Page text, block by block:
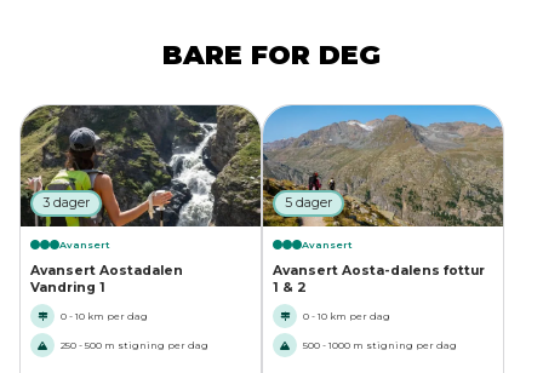
BARE FOR DEG
3 dager
Avansert
Avansert Aostadalen
Vandring 1
0 - 10 km per dag
250 - 500 m stigning per dag
5 dager
Avansert
Avansert Aosta-dalens fottur
1 & 2
0 - 10 km per dag
500 - 1000 m stigning per dag